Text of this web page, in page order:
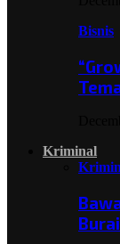
Bisnis
Kriminal